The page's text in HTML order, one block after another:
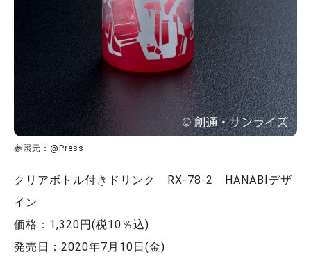
参照元：@Press
クリアボトル付きドリンク RX-78-2 HANABIデザ
イン
価格：1,320円(税10％込)
発売日：2020年7月10日(金)